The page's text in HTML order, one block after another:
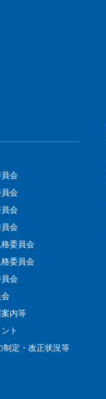
会
会
会
会
委員会
委員会
会
内等
ト
定・改正状況等